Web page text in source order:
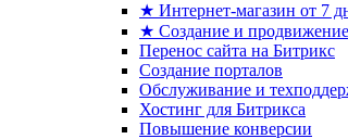
★ Интернет-магазин от 7
★ Создание и продвижение
Перенос сайта на Битрикс
Создание порталов
Обслуживание и
Хостинг для Битрикса
Повышение конверсии